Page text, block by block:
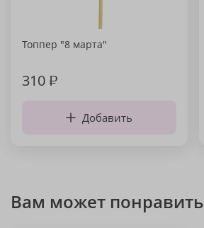
Топпер "8 марта"
310₽
Добавить
Вам может